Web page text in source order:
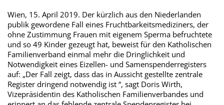
Wien, 15. April 2019. Der kürzlich aus den Niederlanden
publik gewordene Fall eines Fruchtbarkeitsmediziners, der
ohne Zustimmung Frauen mit eigenem Sperma befruchtete
und so 49 Kinder gezeugt hat, beweist für den Katholischen
Familienverband einmal mehr die Dringlichkeit und
Notwendigkeit eines Eizellen- und Samenspenderregisters
auf: „Der Fall zeigt, dass das in Aussicht gestellte zentrale
Register dringend notwendig ist “, sagt Doris Wirth,
Vizepräsidentin des Katholischen Familienverbandes und